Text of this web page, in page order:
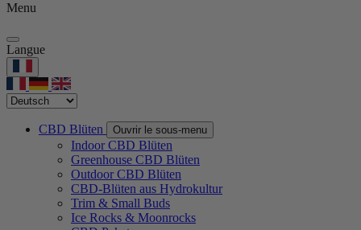
Menu
Langue
CBD Blüten Ouvrir le sous-menu
Indoor CBD Blüten
Greenhouse CBD Blüten
Outdoor CBD Blüten
CBD-Blüten aus Hydrokultur
Trim & Small Buds
Ice Rocks & Moonrocks